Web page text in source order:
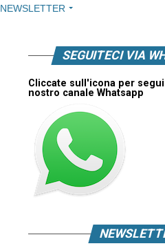
NEWSLETTER
SEGUITECI VIA
Cliccate sull'icona per
nostro canale Whatsapp